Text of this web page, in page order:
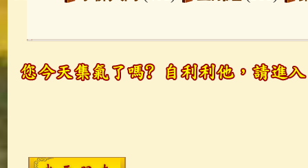
玉曆寶鈔(236) 地藏經(225)
觀世音菩薩 (146) 聖救度佛母(
金山活佛